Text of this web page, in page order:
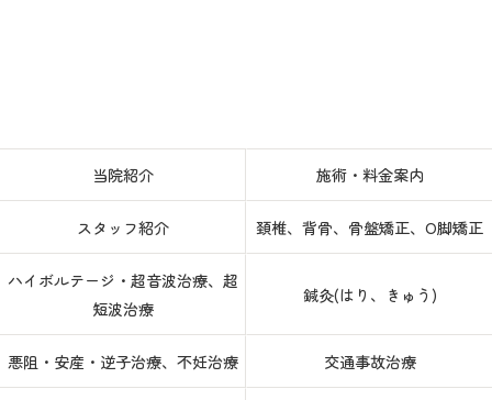
当院紹介 施術・料金案内
スタッフ紹介 頚椎、背骨、骨盤矯正、O脚矯正
ハイボルテージ・超音波治療、超
短波治療
鍼灸(はり、きゅう)
悪阻・安産・逆子治療、不妊治療 交通事故治療